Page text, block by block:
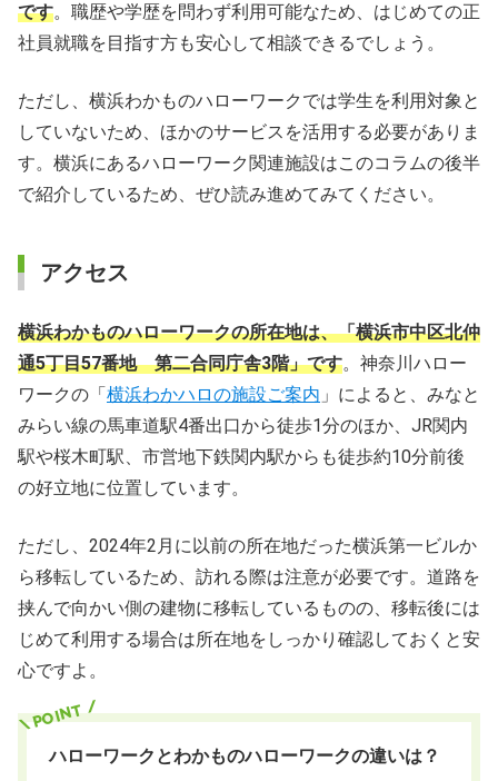
です。職歴や学歴を問わず利用可能なため、はじめての正
社員就職を目指す方も安心して相談できるでしょう。
ただし、横浜わかものハローワークでは学生を利用対象と
していないため、ほかのサービスを活用する必要がありま
す。横浜にあるハローワーク関連施設はこのコラムの後半
で紹介しているため、ぜひ読み進めてみてください。
アクセス
横浜わかものハローワークの所在地は、「横浜市中区北仲
通5丁目57番地 第二合同庁舎3階」です。神奈川ハロー
ワークの「 横浜わかハロの施設ご案内 」によると、みなと
みらい線の馬車道駅4番出口から徒歩1分のほか、JR関内
駅や桜木町駅、市営地下鉄関内駅からも徒歩約10分前後
の好立地に位置しています。
ただし、2024年2月に以前の所在地だった横浜第一ビルか
ら移転しているため、訪れる際は注意が必要です。道路を
挟んで向かい側の建物に移転しているものの、移転後には
じめて利用する場合は所在地をしっかり確認しておくと安
心ですよ。
ハローワークとわかものハローワークの違いは？